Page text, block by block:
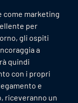
come marketing
per
gli ospiti
a
quindi
con i propri
e
riceveranno un